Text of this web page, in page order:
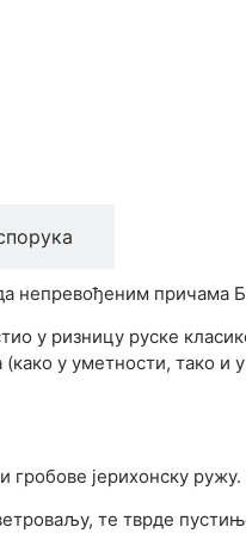
непревођеним причама
у ризницу руске
у уметности, тако
гробове јерихонску ружу.
те тврде